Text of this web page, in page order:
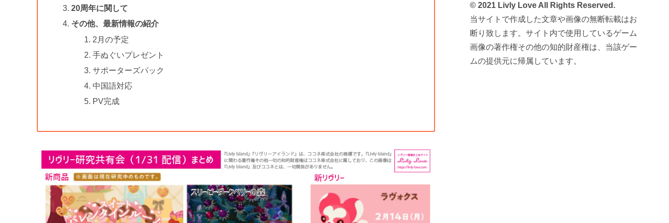
20周年に関して
その他、最新情報の紹介
2月の予定
手ぬぐいプレゼント
サポーターズパック
中国語対応
PV完成
© 2021 Livly Love All Rights Reserved.
当サイトで作成した文章や画像の無断転載はお
断り致します。サイト内で使用しているゲーム
画像の著作権その他の知的財産権は、当該ゲー
ムの提供元に帰属しています。